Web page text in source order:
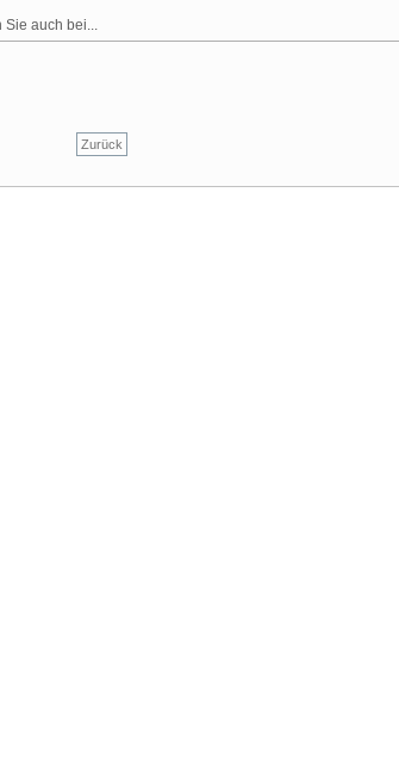
Sie auch bei...
Zurück